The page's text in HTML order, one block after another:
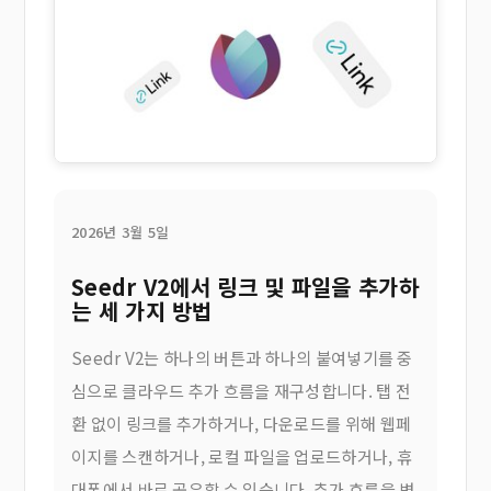
2026년 3월 5일
Seedr V2에서 링크 및 파일을 추가하
는 세 가지 방법
Seedr V2는 하나의 버튼과 하나의 붙여넣기를 중
심으로 클라우드 추가 흐름을 재구성합니다. 탭 전
환 없이 링크를 추가하거나, 다운로드를 위해 웹페
이지를 스캔하거나, 로컬 파일을 업로드하거나, 휴